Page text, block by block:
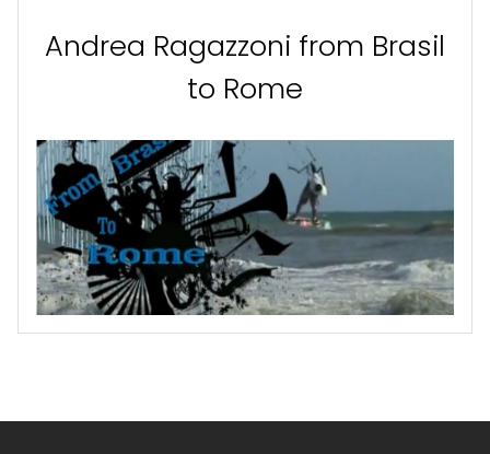
Andrea Ragazzoni from Brasil
to Rome